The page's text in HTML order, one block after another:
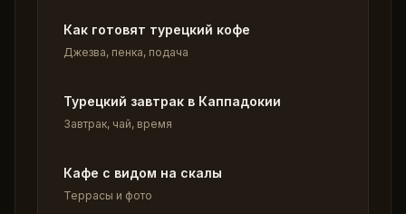
Как готовят турецкий кофе
Джезва, пенка, подача
Турецкий завтрак в Каппадокии
Завтрак, чай, время
Кафе с видом на скалы
Террасы и фото